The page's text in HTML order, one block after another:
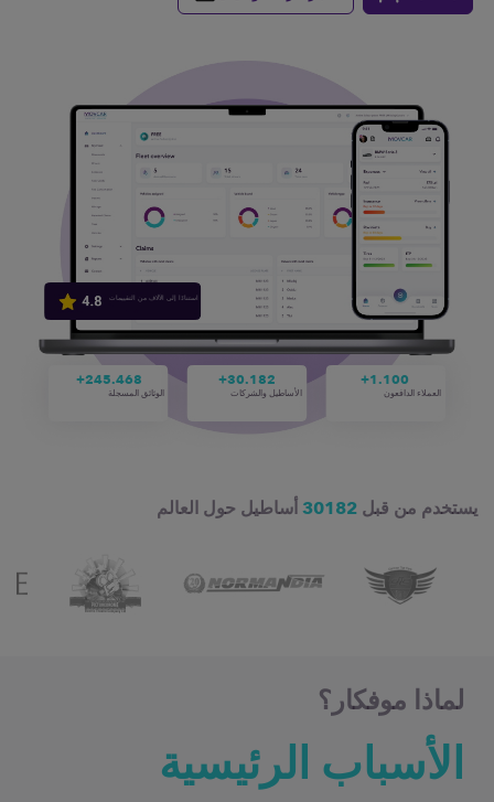
استنادًا إلى الآلاف من التقييمات
245.468+
الوثائق المسجلة
30.182+
الأساطيل والشركات
1.100+
العملاء الدافعون
يستخدم من قبل30182أساطيل حول العالم
لماذا موفكار؟
الأسباب الرئيسية